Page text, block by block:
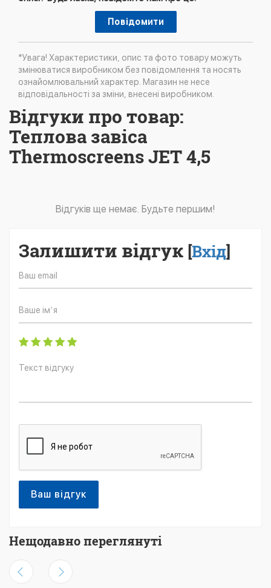
Повідомити
*Увага! Характеристики, опис та фото товару можуть
змінюватися виробником без повідомлення та носять
ознайомлювальний характер. Магазин не несе
відповідальності за зміни, внесені виробником.
Відгуки про товар:
Теплова завіса
Thermoscreens JET 4,5
Відгуків ще немає. Будьте першим!
Залишити відгук [Вхід]
Ваш відгук
Нещодавно переглянуті